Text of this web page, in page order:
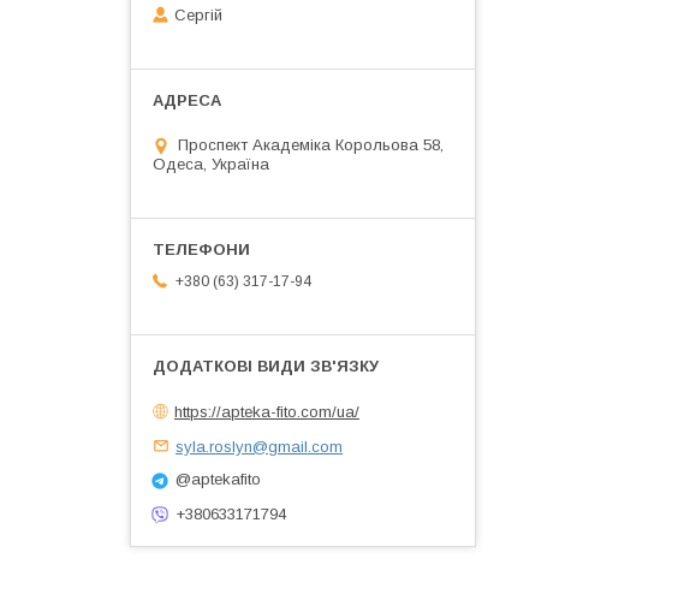
Сергій
Проспект Академіка Корольова 58,
Одеса, Україна
+380 (63) 317-17-94
https://apteka-fito.com/ua/
syla.roslyn@gmail.com
@aptekafito
+380633171794